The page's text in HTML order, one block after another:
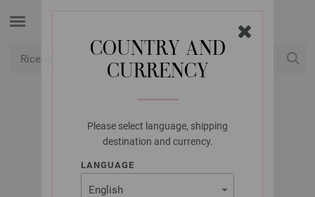
COUNTRY AND
CURRENCY
Please select language, shipping
destination and currency.
LANGUAGE
LANA GROSSA
LEGGERISSIMO